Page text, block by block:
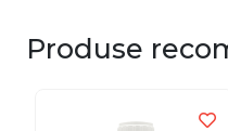
Produse